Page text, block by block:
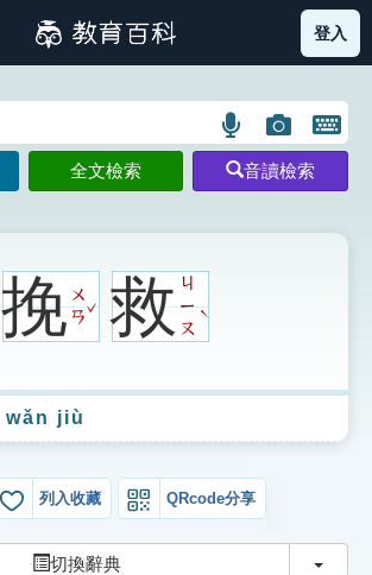
筆畫索引圖示 部首索引表圖示
登入
語
言
搜
圖
片
搜
開
鍵
圖
全文檢索 音讀檢索
挽ㄨ
ㄢ
ˇ救ㄐ
ㄧ
ㄡ
ˋ
wǎn jiù
列入收藏 QRcode分享
切換辭典 切換